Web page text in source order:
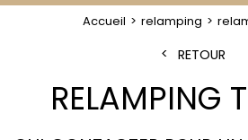
Accueil
relamping
RETOUR
RELAMPING